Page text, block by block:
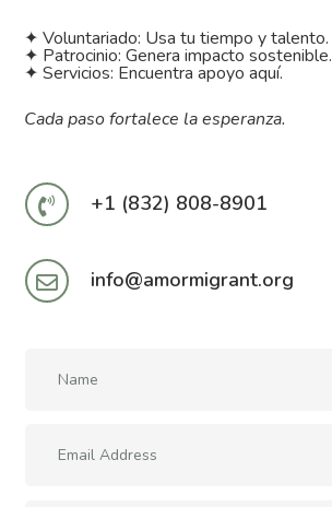
✦ Voluntariado: Usa tu tiempo y talento.
✦ Patrocinio: Genera impacto sostenible.
✦ Servicios: Encuentra apoyo aquí.
Cada paso fortalece la esperanza.
 +1 (832) 808-8901
 info@amormigrant.org